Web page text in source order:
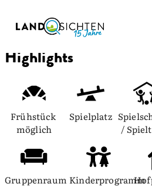
Highlights
Frühstück
möglich
Spielplatz
/
Gruppenraum Kinderprogramm